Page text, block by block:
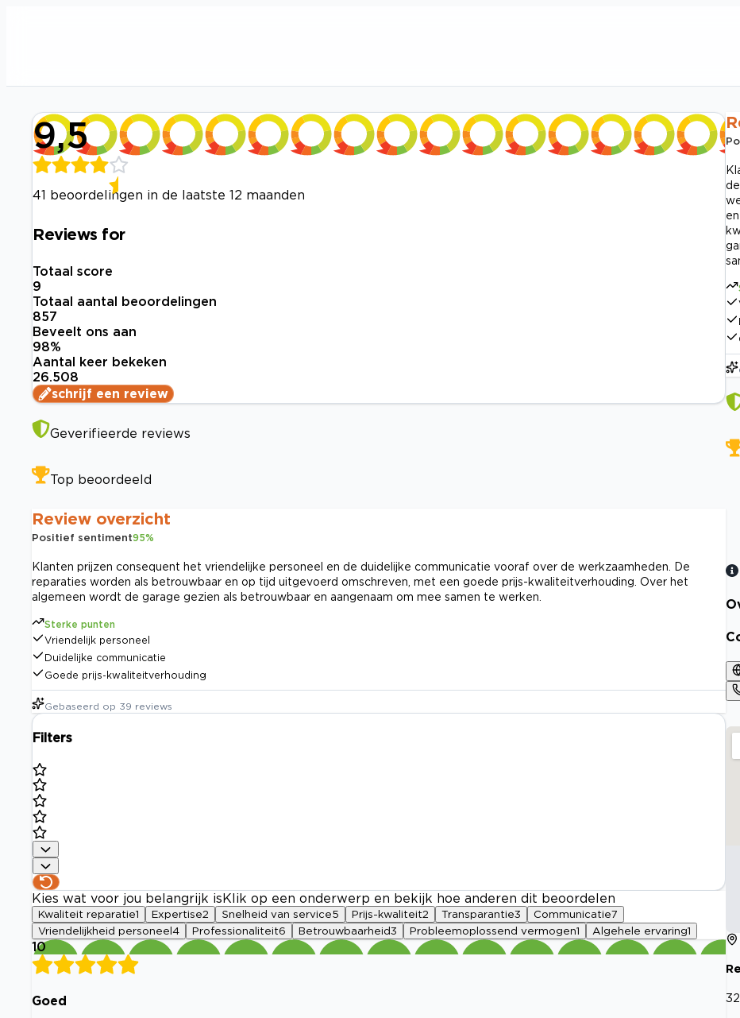
9,5
41 beoordelingen in de laatste 12 maanden
Reviews for
Totaal score
9
Totaal aantal beoordelingen
857
Beveelt ons aan
98%
Aantal keer bekeken
26.508
schrijf een review
Geverifieerde reviews
Top beoordeeld
Review overzicht
Positief sentiment95%
Klanten prijzen consequent het vriendelijke personeel en de duidelijke communicatie vooraf over de werkzaamheden. De
reparaties worden als betrouwbaar en op tijd uitgevoerd omschreven, met een goede prijs-kwaliteitverhouding. Over het
algemeen wordt de garage gezien als betrouwbaar en aangenaam om mee samen te werken.
Sterke punten
Vriendelijk personeel
Duidelijke communicatie
Goede prijs-kwaliteitverhouding
Gebaseerd op 39 reviews
Filters
Kies wat voor jou belangrijk is Klik op een onderwerp en bekijk hoe anderen dit beoordelen
Kwaliteit reparatie1 Expertise2 Snelheid van service5 Prijs-kwaliteit2 Transparantie3 Communicatie7
Vriendelijkheid personeel 4 Professionaliteit6 Betrouwbaarheid3 Probleemoplossend vermogen1 Algehele ervaring1
10
Goed